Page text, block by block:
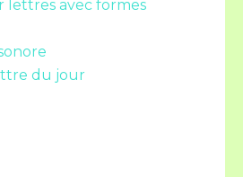
lettres avec formes
du jour